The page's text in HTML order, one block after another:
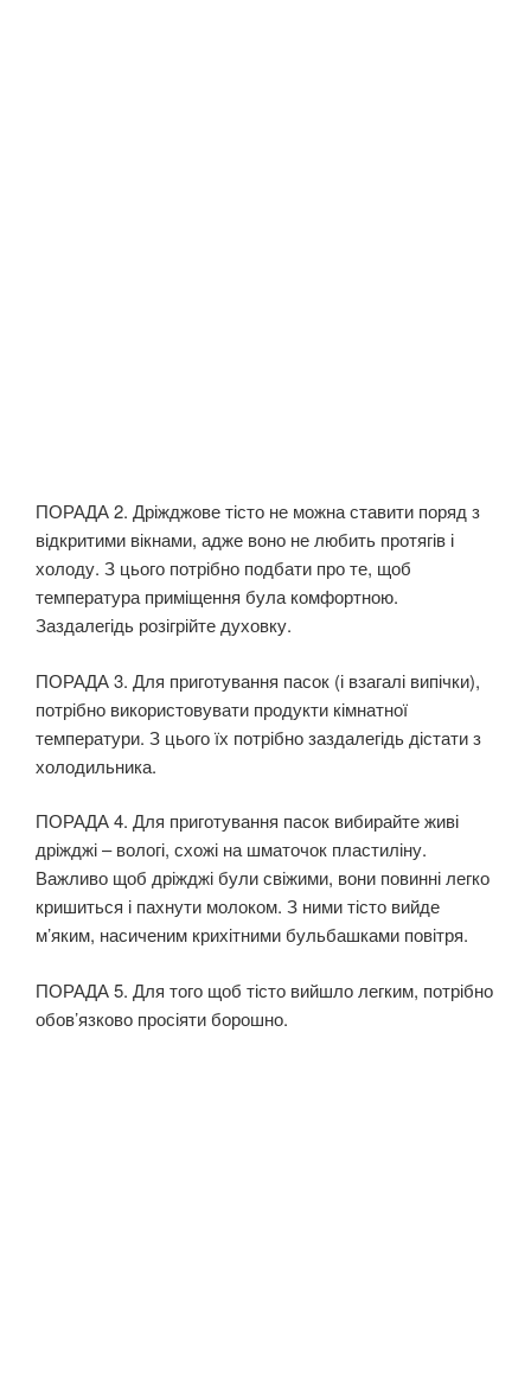
ПОРАДА 2. Дріжджове тісто не можна ставити поряд з
відкритими вікнами, адже воно не любить протягів і
холоду. З цього потрібно подбати про те, щоб
температура приміщення була комфортною.
Заздалегідь розігрійте духовку.
ПОРАДА 3. Для приготування пасок (і взагалі випічки),
потрібно використовувати продукти кімнатної
температури. З цього їх потрібно заздалегідь дістати з
холодильника.
ПОРАДА 4. Для приготування пасок вибирайте живі
дріжджі – вологі, схожі на шматочок пластиліну.
Важливо щоб дріжджі були свіжими, вони повинні легко
кришиться і пахнути молоком. З ними тісто вийде
м’яким, насиченим крихітними бульбашками повітря.
ПОРАДА 5. Для того щоб тісто вийшло легким, потрібно
обов’язково просіяти борошно.